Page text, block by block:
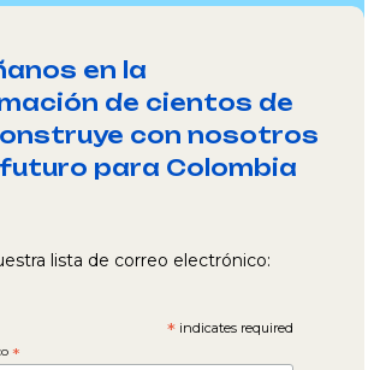
en la
de cientos de
con nosotros
para Colombia
lista de correo electrónico:
* indicates required
*